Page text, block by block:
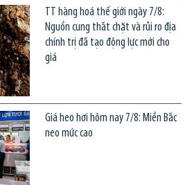
TT hàng hoá thế giới ngày 7/8:
Nguồn cung thắt chặt và rủi ro địa
chính trị đã tạo động lực mới cho
giá
Giá heo hơi hôm nay 7/8: Miền Bắc
neo mức cao